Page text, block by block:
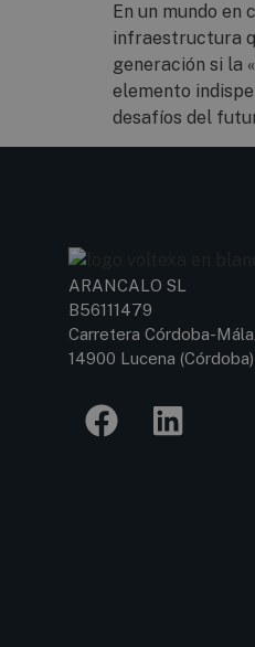
En un mundo
infraestructura
generación si la
elemento
desafíos del
ARANCALO SL
B56111479
Carretera Córdoba-
14900 Lucena (Córdoba)